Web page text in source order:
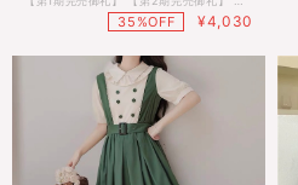
35%OFF ¥4,030